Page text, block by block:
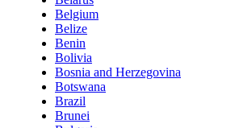
Belgium
Belize
Benin
Bolivia
Bosnia and Herzegovina
Botswana
Brazil
Brunei